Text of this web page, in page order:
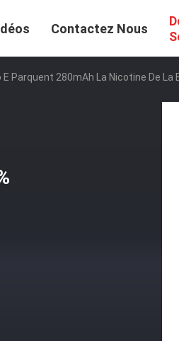
Contactez Nous
Parquent 280mAh La Nicotine De La